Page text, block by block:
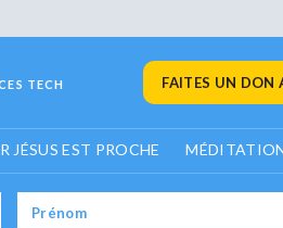
TECH FAITES UN DON
JÉSUS EST PROCHE